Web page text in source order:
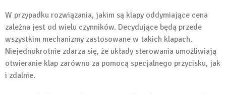
W przypadku rozwiązania, jakim są klapy oddymiające cena
zależna jest od wielu czynników. Decydujące będą przede
wszystkim mechanizmy zastosowane w takich klapach.
Niejednokrotnie zdarza się, że układy sterowania umożliwiają
otwieranie klap zarówno za pomocą specjalnego przycisku, jak
i zdalnie.